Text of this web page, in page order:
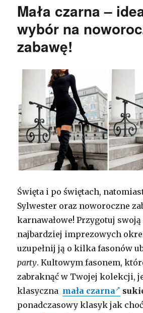
Mała czarna –
wybór na
zabawę!
Święta i po świętach,
Sylwester oraz noworoczne
karnawałowe! Przygotuj swoją
najbardziej imprezowych
uzupełnij ją o kilka fasonów
party. Kultowym fasonem,
zabraknąć w Twojej kolekcji,
klasyczna mała czarna
ponadczasowy klasyk jak